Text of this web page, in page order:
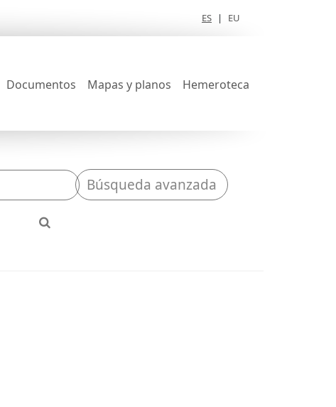
ES | EU
Documentos Mapas y planos Hemeroteca
Búsqueda avanzada